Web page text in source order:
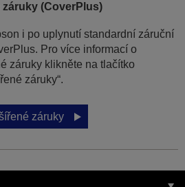
(CoverPlus)
i po uplynutí standardní záruční
Pro více informací o
záruky klikněte na tlačítko
záruky“.
záruky